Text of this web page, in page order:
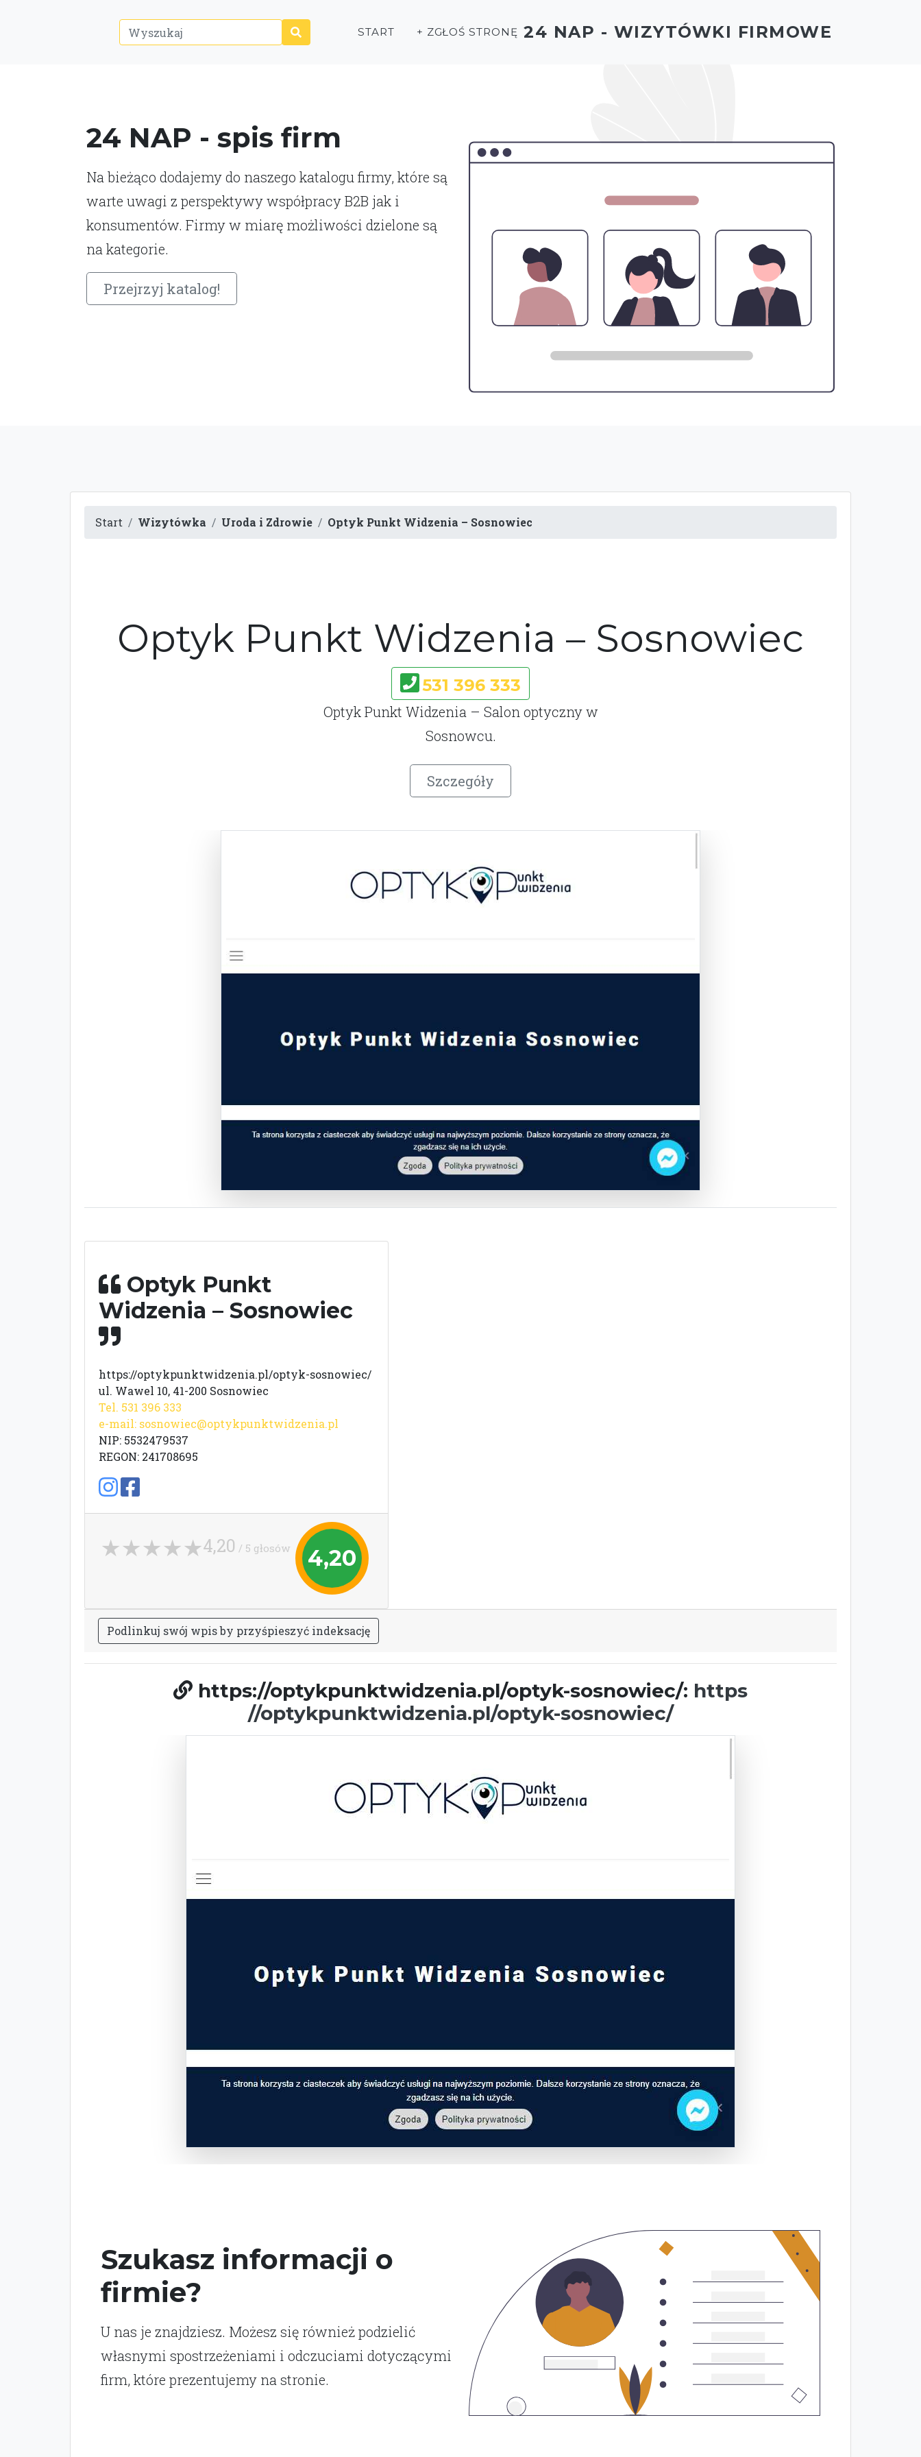
24 NAP - spis firm
Na bieżąco dodajemy do naszego katalogu firmy, które są
warte uwagi z perspektywy współpracy B2B jak i
konsumentów. Firmy w miarę możliwości dzielone są
na kategorie.
Przejrzyj katalog!
START + ZGŁOŚ STRONĘ 24 NAP - WIZYTÓWKI FIRMOWE
Start Wizytówka Uroda i Zdrowie Optyk Punkt Widzenia – Sosnowiec
Optyk Punkt Widzenia – Sosnowiec
531 396 333
Optyk Punkt Widzenia – Salon optyczny w
Sosnowcu.
Szczegóły
Optyk Punkt
Widzenia – Sosnowiec
https://optykpunktwidzenia.pl/optyk-sosnowiec/
ul. Wawel 10, 41-200 Sosnowiec
Tel. 531 396 333
e-mail: sosnowiec@optykpunktwidzenia.pl
NIP: 5532479537
REGON: 241708695
4,20
4,20 / 5 głosów
Podlinkuj swój wpisby przyśpieszyć indeksację
https://optykpunktwidzenia.pl/optyk-sosnowiec/: https
//optykpunktwidzenia.pl/optyk-sosnowiec/
Szukasz informacji o
firmie?
U nas je znajdziesz. Możesz się również podzielić
własnymi spostrzeżeniami i odczuciami dotyczącymi
firm, które prezentujemy na stronie.